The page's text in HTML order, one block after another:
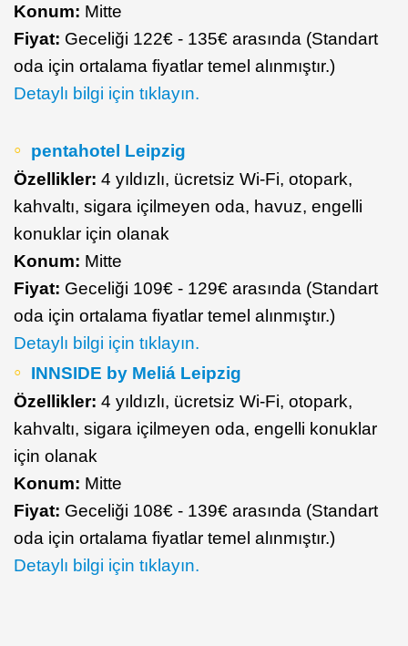
Konum: Mitte
Fiyat: Geceliği 122€ - 135€ arasında (Standart
oda için ortalama fiyatlar temel alınmıştır.)
Detaylı bilgi için tıklayın.
pentahotel Leipzig
Özellikler: 4 yıldızlı, ücretsiz Wi-Fi, otopark,
kahvaltı, sigara içilmeyen oda, havuz, engelli
konuklar için olanak
Konum: Mitte
Fiyat: Geceliği 109€ - 129€ arasında (Standart
oda için ortalama fiyatlar temel alınmıştır.)
Detaylı bilgi için tıklayın.
INNSIDE by Meliá Leipzig
Özellikler: 4 yıldızlı, ücretsiz Wi-Fi, otopark,
kahvaltı, sigara içilmeyen oda, engelli konuklar
için olanak
Konum: Mitte
Fiyat: Geceliği 108€ - 139€ arasında (Standart
oda için ortalama fiyatlar temel alınmıştır.)
Detaylı bilgi için tıklayın.